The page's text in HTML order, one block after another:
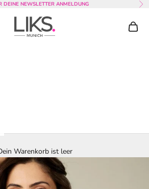
DEINE NEWSLETTER ANMELDUNG Vor
LIKS. Munich
Warenkorb ist leer